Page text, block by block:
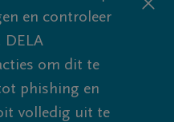
en controleer
DELA
om dit te
phishing en
volledig uit te